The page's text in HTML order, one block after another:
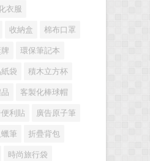
衣服
收納盒 棉布口罩
環保筆記本
袋 積木立方杯
客製化棒球帽
利貼 廣告原子筆
筆 折疊背包
時尚旅行袋